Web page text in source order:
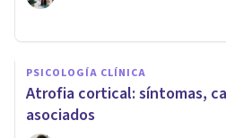
PSICOLOGÍA CLÍNICA
Atrofia cortical: síntomas,
asociados
Psiconutrición:
son las funciones
disciplina